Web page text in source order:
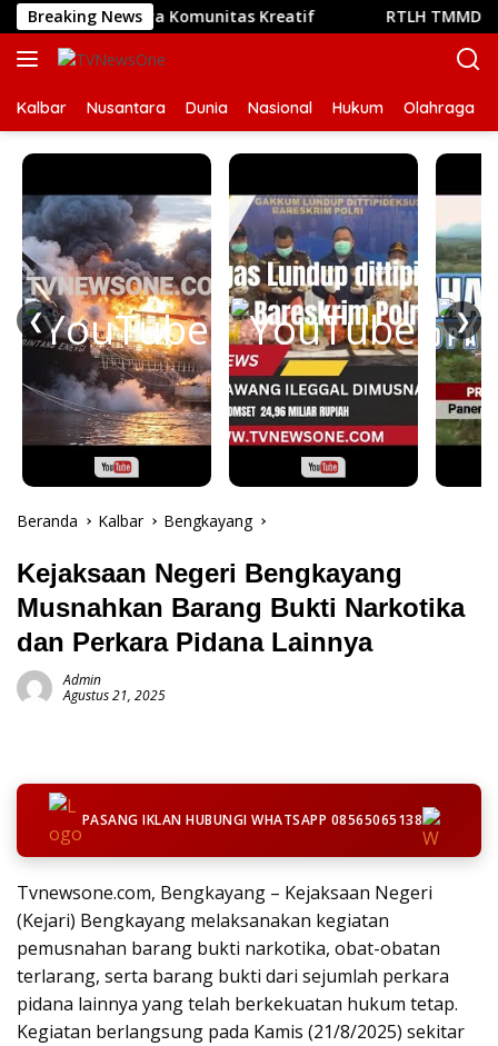
Langsung
ke
konten
Breaking News
Bertemunya Komunitas Kreatif RTLH TMMD
Kalbar Nusantara Dunia Nasional Hukum Olahraga
❮ ❯
Beranda Kalbar Bengkayang
Kejaksaan Negeri Bengkayang
Musnahkan Barang Bukti Narkotika
dan Perkara Pidana Lainnya
Admin
Agustus 21, 2025
PASANG IKLAN HUBUNGI WHATSAPP 08565065138
Tvnewsone.com, Bengkayang – Kejaksaan Negeri
(Kejari) Bengkayang melaksanakan kegiatan
pemusnahan barang bukti narkotika, obat-obatan
terlarang, serta barang bukti dari sejumlah perkara
pidana lainnya yang telah berkekuatan hukum tetap.
Kegiatan berlangsung pada Kamis (21/8/2025) sekitar